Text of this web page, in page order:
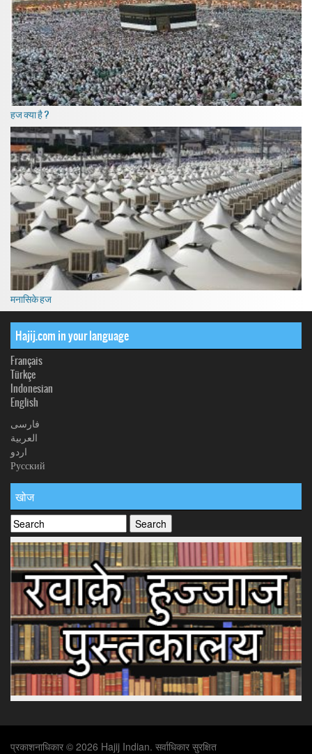
हज क्या है ?
मनासिके हज
Hajij.com in your language
Français
Türkçe
Indonesian
English
فارسی
العربیة
اردو
Русский
खोज
प्रकाशनाधिकार © 2026 Hajij Indian. सर्वाधिकार सुरक्षित